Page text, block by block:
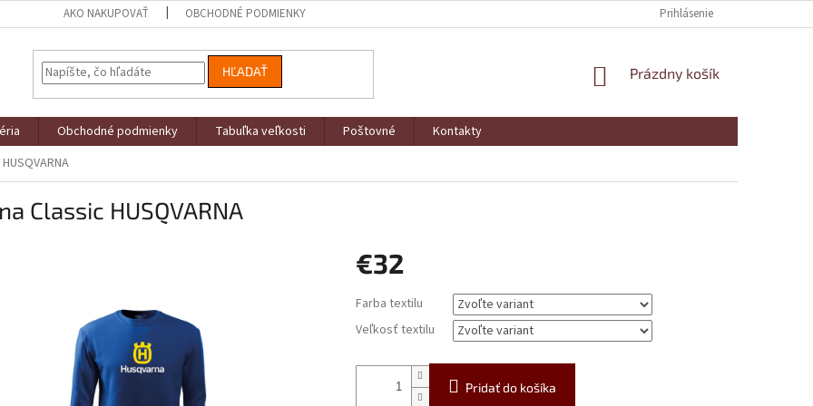
AKO NAKUPOVAŤ OBCHODNÉ PODMIENKY Prihlásenie
HĽADAŤ
NÁKUPNÝ
Prázdny košík
Obchodné podmienky Tabuľka veľkosti Poštovné
Kontakty
Classic HUSQVARNA
€32
cena:
Farba textilu
Veľkosť textilu
Pridať do košíka